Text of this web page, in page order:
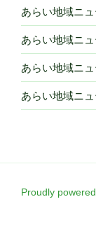
あらい地域ニュ
あらい地域ニュ
あらい地域ニュ
あらい地域ニュ
Proudly